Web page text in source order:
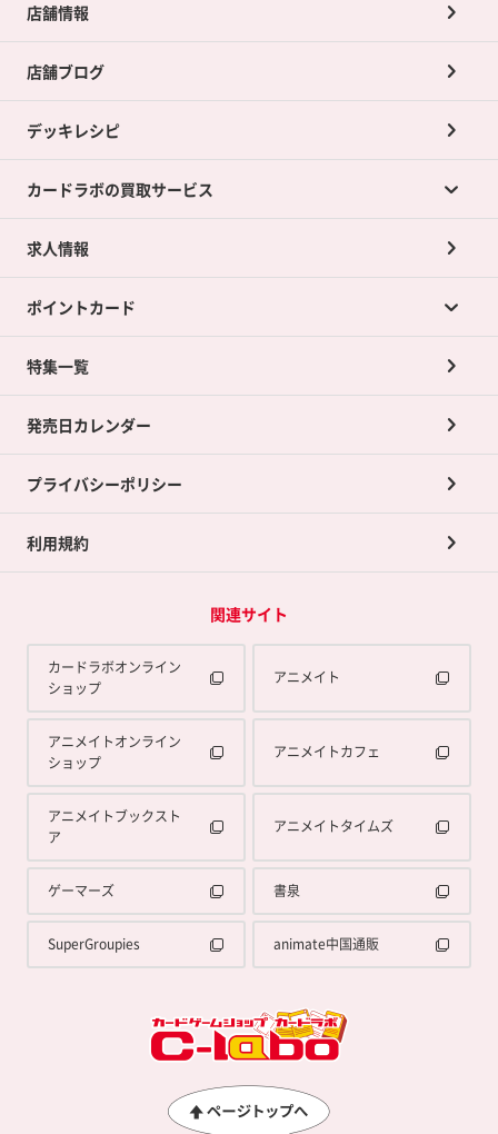
店舗情報
店舗ブログ
デッキレシピ
カードラボの買取サービス
カードラボの買取サービスTOP
店舗買取について
ネット買取について
買取承諾書について
求人情報
ポイントカード
ポイントカードTOP
ポイント交換景品
特集一覧
発売日カレンダー
プライバシーポリシー
利用規約
関連サイト
カードラボオンライン
ショップ
アニメイト
アニメイトオンライン
ショップ
アニメイトカフェ
アニメイトブックスト
ア
アニメイトタイムズ
ゲーマーズ 書泉
SuperGroupies animate中国通販